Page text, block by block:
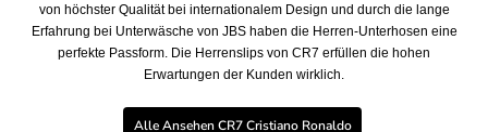
von höchster Qualität bei internationalem Design und durch die lange
Erfahrung bei Unterwäsche von JBS haben die Herren-Unterhosen eine
perfekte Passform. Die Herrenslips von CR7 erfüllen die hohen
Erwartungen der Kunden wirklich.
Alle Ansehen CR7 Cristiano Ronaldo